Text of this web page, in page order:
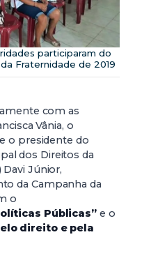
participaram do
Fraternidade de 2019
com as
Vânia, o
o presidente do
dos Direitos da
Júnior,
da Campanha da
o
Públicas” e o
direito e pela